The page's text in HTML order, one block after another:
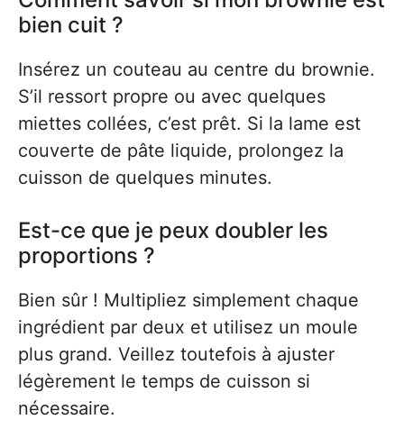
bien cuit ?
Insérez un couteau au centre du brownie.
S’il ressort propre ou avec quelques
miettes collées, c’est prêt. Si la lame est
couverte de pâte liquide, prolongez la
cuisson de quelques minutes.
Est-ce que je peux doubler les
proportions ?
Bien sûr ! Multipliez simplement chaque
ingrédient par deux et utilisez un moule
plus grand. Veillez toutefois à ajuster
légèrement le temps de cuisson si
nécessaire.